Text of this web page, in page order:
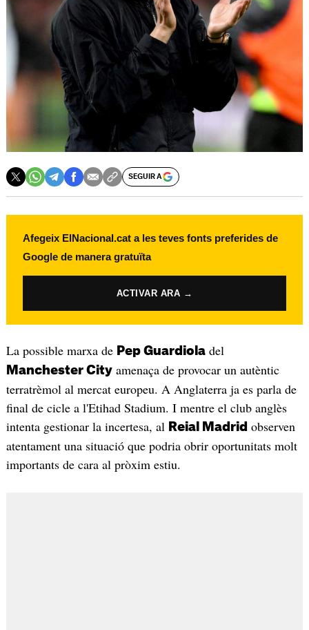
SEGUIR A
Afegeix ElNacional.cat a les teves fonts preferides de
Google de manera gratuïta
ACTIVAR ARA →
La possible marxa de Pep Guardioladel
Manchester Cityamenaça de provocar un autèntic
terratrèmol al mercat europeu. A Anglaterra ja es parla de
final de cicle a l'Etihad Stadium. I mentre el club anglès
intenta gestionar la incertesa, al Reial Madrid observen
atentament una situació que podria obrir oportunitats molt
importants de cara al pròxim estiu.